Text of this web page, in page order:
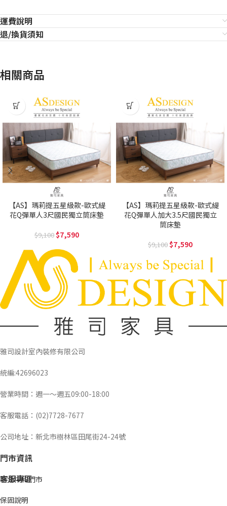
運費說明
退/換貨須知
相關商品
【AS】瑪莉提五星級款-歐式緹
花Q彈單人3尺國民獨立筒床墊
9,100 7,590
【AS】瑪莉提五星級款-歐式緹
花Q彈單人加大3.5尺國民獨立
筒床墊
9,100 7,590
雅司設計室內裝修有限公司
統編:42696023
營業時間：週一～週五09:00-18:00
客服電話：(02)7728-7677
公司地址：新北市樹林區田尾街24-24號
門市資訊
新北中和門市
客服專區
保固說明